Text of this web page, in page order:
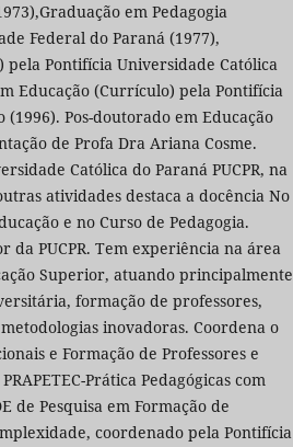
em Pedagogia
Federal do Paraná (1977),
Pontifícia Universidade Católica
Educação (Currículo) pela Pontifícia
Pos-doutorado em Educação
de Profa Dra Ariana Cosme.
Católica do Paraná PUCPR, na
atividades destaca a docência No
e no Curso de Pedagogia.
da PUCPR. Tem experiência na área
Superior, atuando principalmente
formação de professores,
inovadoras. Coordena o
e Formação de Professores e
Prática Pedagógicas com
de Pesquisa em Formação de
coordenado pela Pontifícia